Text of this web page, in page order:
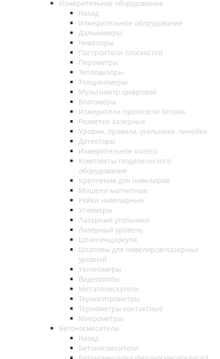
Измерительное оборудование
Назад
Измерительное оборудование
Дальномеры
Нивелиры
Построители плоскостей
Пирометры
Тепловизоры
Толщиномеры
Мультиметр цифровой
Влагомеры
Измерители прочности бетона
Разметки лазерные
Уровни, правила, угольники, линейки
Детекторы
Измерительное колесо
Комплекты геодезического
оборудования
Крепления для нивелиров
Мишени магнитные
Рейки нивелирные
Угломеры
Лазерные угольники
Лазерный уровень
Штангенциркули
Штативы для нивелиров/лазерных
уровней
Уклономеры
Видеоскопы
Металлоискатели
Термогигрометры
Термометры контактные
Микрометры
Бетоносмесители
Назад
Бетоносмесители